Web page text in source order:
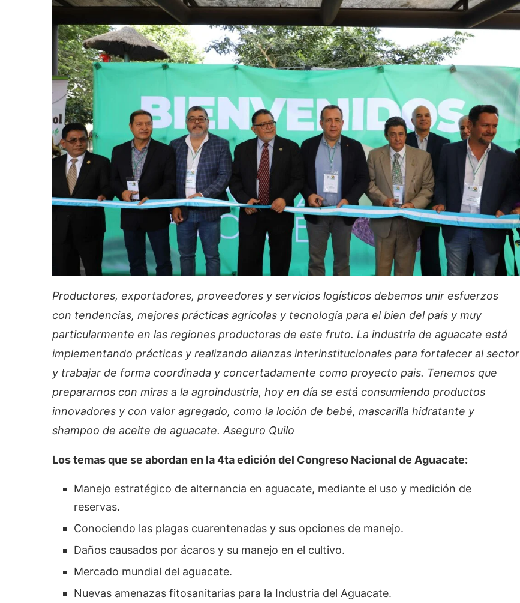
Productores, exportadores, proveedores y servicios logísticos debemos unir esfuerzos
con tendencias, mejores prácticas agrícolas y tecnología para el bien del país y muy
particularmente en las regiones productoras de este fruto. La industria de aguacate está
implementando prácticas y realizando alianzas interinstitucionales para fortalecer al sector
y trabajar de forma coordinada y concertadamente como proyecto pais. Tenemos que
prepararnos con miras a la agroindustria, hoy en día se está consumiendo productos
innovadores y con valor agregado, como la loción de bebé, mascarilla hidratante y
shampoo de aceite de aguacate. Aseguro Quilo
Los temas que se abordan en la 4ta edición del Congreso Nacional de Aguacate:
Manejo estratégico de alternancia en aguacate, mediante el uso y medición de
reservas.
Conociendo las plagas cuarentenadas y sus opciones de manejo.
Daños causados por ácaros y su manejo en el cultivo.
Mercado mundial del aguacate.
Nuevas amenazas fitosanitarias para la Industria del Aguacate.